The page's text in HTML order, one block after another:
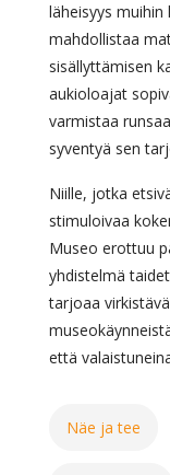
läheisyys
mahdollistaa
sisällyttämisen
aukioloajat
varmistaa
syventyä sen
Niille, jotka
stimuloivaa
Museo erottuu
yhdistelmä
tarjoaa
että
Näe ja tee